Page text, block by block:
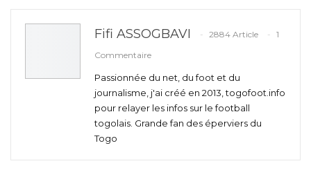
Fifi ASSOGBAVI 2884 Article
1
Commentaire
Passionnée du net, du foot et du
journalisme, j'ai créé en 2013, togofoot.info
pour relayer les infos sur le football
togolais. Grande fan des éperviers du
Togo